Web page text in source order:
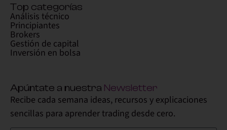
Top categorías
Análisis técnico
Principiantes
Brokers
Gestión de capital
Inversión en bolsa
Apúntate a nuestra Newsletter
Recibe cada semana ideas, recursos y explicaciones
sencillas para aprender trading desde cero.